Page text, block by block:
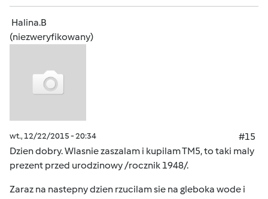
Halina.B
(niezweryfikowany)
wt., 12/22/2015 - 20:34
#15
Dzien dobry. Wlasnie zaszalam i kupilam TM5, to taki maly
prezent przed urodzinowy /rocznik 1948/.
Zaraz na nastepny dzien rzucilam sie na gleboka wode i